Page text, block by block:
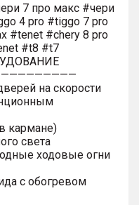
7 про макс #чери
4 pro #tiggo 7 pro
#tenet #chery 8 pro
#t8 #t7
на скорости
кармане)
света
ходовые огни
с обогревом